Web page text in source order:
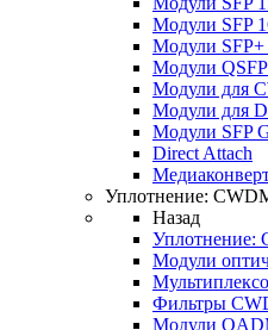
Модули SFP
Модули SFP+
Модули
Модули для
Модули для
Модули SFP
Direct Attach
Уплотнение:
Назад
Уплотнение:
Модули
Фильтры
Модули